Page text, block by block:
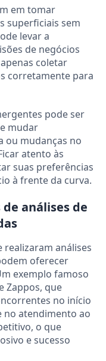
em tomar
superficiais sem
levar a
de negócios
coletar
corretamente para
pode ser
mudar
ou mudanças no
atento às
suas preferências
à frente da curva.
análises de
realizaram análises
oferecer
exemplo famoso
Zappos, que
no início
no atendimento ao
o que
e sucesso